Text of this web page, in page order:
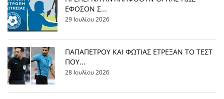
ΕΦΟΣΟΝ Σ...
29 Ιουλίου 2026
ΠΑΠΑΠΕΤΡΟΥ ΚΑΙ ΦΩΤΙΑΣ ΕΤΡΕΞΑΝ ΤΟ ΤΕΣΤ
ΠΟΥ...
28 Ιουλίου 2026